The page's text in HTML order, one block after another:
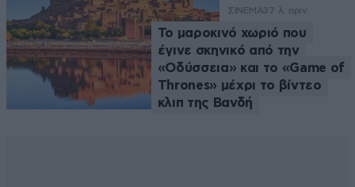
ΣΙΝΕΜΑ37 λ. πριν
Το μαροκινό χωριό που
έγινε σκηνικό από την
«Οδύσσεια» και το «Game of
Thrones» μέχρι το βίντεο
κλιπ της Βανδή